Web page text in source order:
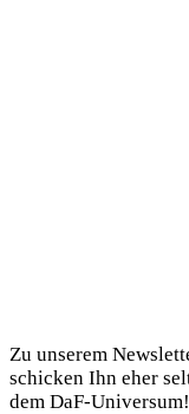
Zu unse­rem
schi­cken Ihn eher
dem DaF-Universum!